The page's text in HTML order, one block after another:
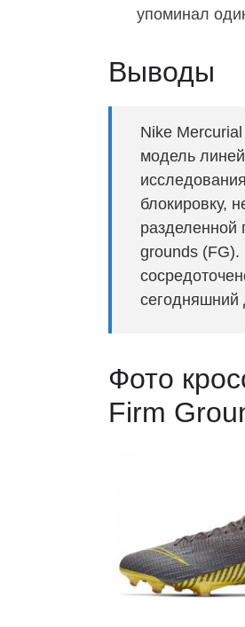
упоминал
Выводы
Nike
модель
блокировку,
разделенной
grounds (FG).
сегодняшний
Фото
Firm